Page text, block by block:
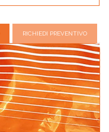
RICHIEDI PREVENTIVO